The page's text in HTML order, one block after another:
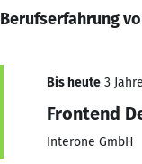
Berufserfahrung
Bis heute 3
Frontend
Interone GmbH